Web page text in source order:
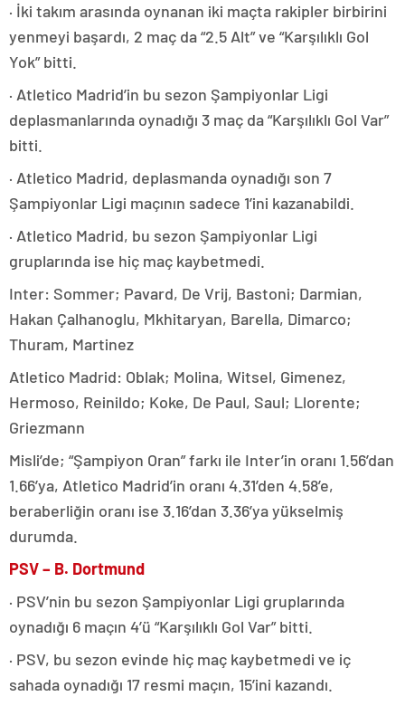
· İki takım arasında oynanan iki maçta rakipler birbirini
yenmeyi başardı, 2 maç da “2.5 Alt” ve “Karşılıklı Gol
Yok” bitti.
· Atletico Madrid’in bu sezon Şampiyonlar Ligi
deplasmanlarında oynadığı 3 maç da “Karşılıklı Gol Var”
bitti.
· Atletico Madrid, deplasmanda oynadığı son 7
Şampiyonlar Ligi maçının sadece 1’ini kazanabildi.
· Atletico Madrid, bu sezon Şampiyonlar Ligi
gruplarında ise hiç maç kaybetmedi.
Inter: Sommer; Pavard, De Vrij, Bastoni; Darmian,
Hakan Çalhanoglu, Mkhitaryan, Barella, Dimarco;
Thuram, Martinez
Atletico Madrid: Oblak; Molina, Witsel, Gimenez,
Hermoso, Reinildo; Koke, De Paul, Saul; Llorente;
Griezmann
Misli’de; “Şampiyon Oran” farkı ile Inter’in oranı 1.56’dan
1.66’ya, Atletico Madrid’in oranı 4.31’den 4.58’e,
beraberliğin oranı ise 3.16’dan 3.36’ya yükselmiş
durumda.
PSV – B. Dortmund
· PSV’nin bu sezon Şampiyonlar Ligi gruplarında
oynadığı 6 maçın 4’ü “Karşılıklı Gol Var” bitti.
· PSV, bu sezon evinde hiç maç kaybetmedi ve iç
sahada oynadığı 17 resmi maçın, 15’ini kazandı.